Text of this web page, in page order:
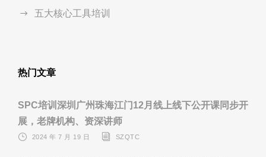
五大核心工具培训
热门文章
SPC培训深圳广州珠海江门12月线上线下公开课同步开
展，老牌机构、资深讲师
2024 年 7 月 19 日 SZQTC